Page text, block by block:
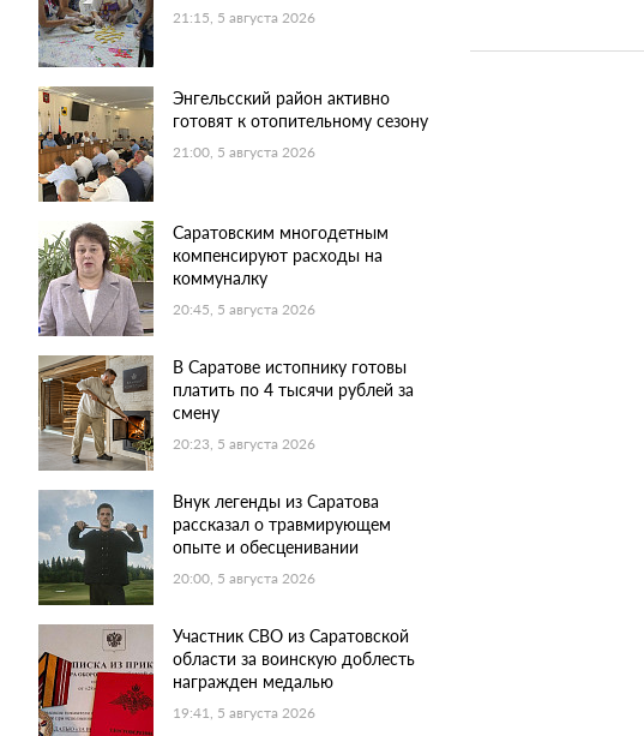
21:15, 5 августа 2026
Энгельсский район активно
готовят к отопительному сезону
21:00, 5 августа 2026
Саратовским многодетным
компенсируют расходы на
коммуналку
20:45, 5 августа 2026
В Саратове истопнику готовы
платить по 4 тысячи рублей за
смену
20:23, 5 августа 2026
Внук легенды из Саратова
рассказал о травмирующем
опыте и обесценивании
20:00, 5 августа 2026
Участник СВО из Саратовской
области за воинскую доблесть
награжден медалью
19:41, 5 августа 2026